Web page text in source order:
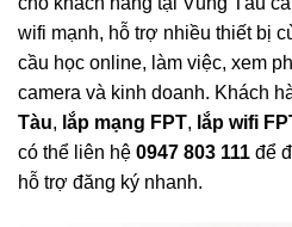
wifi mạnh, hỗ trợ nhiều thiết bị
cầu học online, làm việc, xem
camera và kinh doanh. Khách
Tàu, lắp mạng FPT, lắp wifi
có thể liên hệ 0947 803 111 để
hỗ trợ đăng ký nhanh.